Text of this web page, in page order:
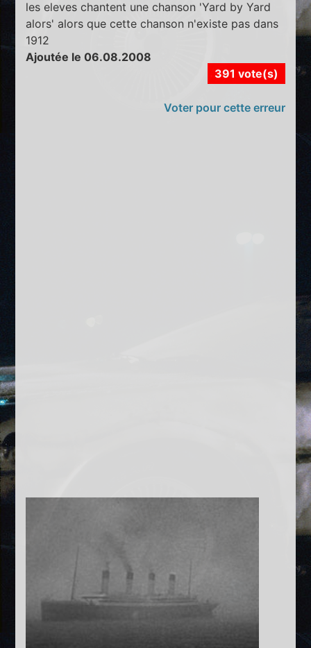
les eleves chantent une chanson 'Yard by Yard
alors' alors que cette chanson n'existe pas dans
1912
Ajoutée le 06.08.2008
391 vote(s)
Voter pour cette erreur